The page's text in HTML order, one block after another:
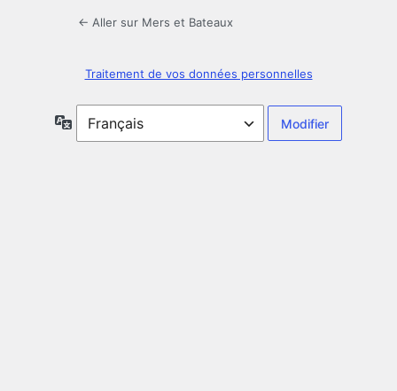
← Aller sur Mers et Bateaux
Traitement de vos données personnelles
Langue